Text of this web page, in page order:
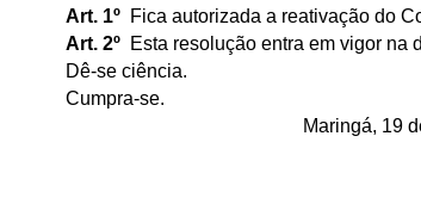
Art. 1º Fica autorizada a reativação do
Art. 2º Esta resolução entra em vigor na
Dê-se ciência.
Cumpra-se.
Maringá, 19